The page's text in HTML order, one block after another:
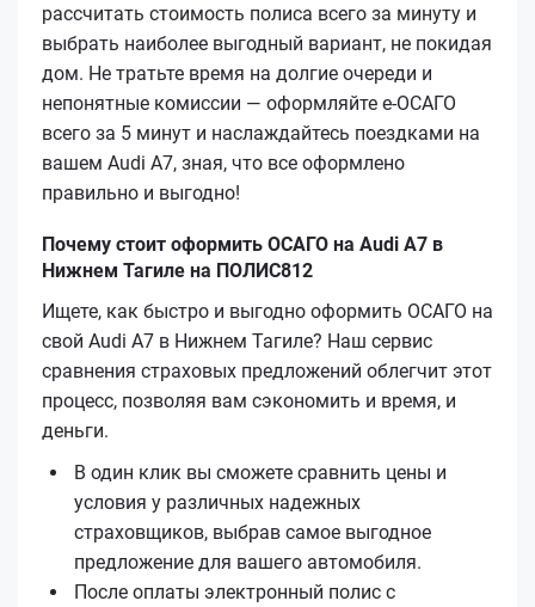
рассчитать стоимость полиса всего за минуту и
выбрать наиболее выгодный вариант, не покидая
дом. Не тратьте время на долгие очереди и
непонятные комиссии — оформляйте е‑ОСАГО
всего за 5 минут и наслаждайтесь поездками на
вашем Audi A7, зная, что все оформлено
правильно и выгодно!
Почему стоит оформить ОСАГО на Audi A7 в
Нижнем Тагиле на ПОЛИС812
Ищете, как быстро и выгодно оформить ОСАГО на
свой Audi A7 в Нижнем Тагиле? Наш сервис
сравнения страховых предложений облегчит этот
процесс, позволяя вам сэкономить и время, и
деньги.
В один клик вы сможете сравнить цены и
условия у различных надежных
страховщиков, выбрав самое выгодное
предложение для вашего автомобиля.
После оплаты электронный полис с